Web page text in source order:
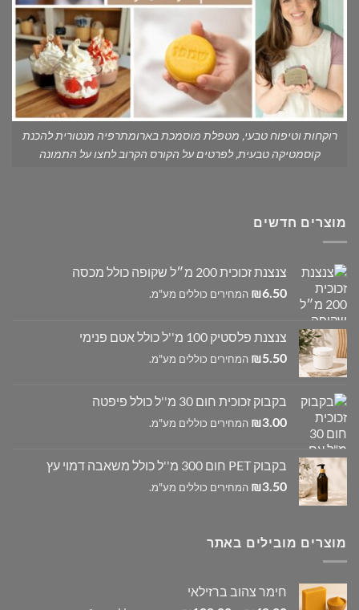
רוקחות וטיפוח טבעי, מטפלת מוסמכת בארומתרפיה מנטורית להכנת
קוסמטיקה טבעית, לפרטים על הקורס הקרוב לחצו על התמונה
מוצרים חדשים
צנצנת זכוכית 200 מ״ל שקופה כולל מכסה
₪6.50 המחירים כוללים מע"מ.
צנצנת פלסטיק 100 מ''ל כולל אטם פנימי
₪5.50 המחירים כוללים מע"מ.
בקבוק זכוכית חום 30 מ''ל כולל פיפטה
₪3.00 המחירים כוללים מע"מ.
בקבוק PET חום 300 מ''ל כולל משאבה דמוי עץ
₪3.50 המחירים כוללים מע"מ.
מוצרים מובילים באתר
חימר צהוב ברזילאי